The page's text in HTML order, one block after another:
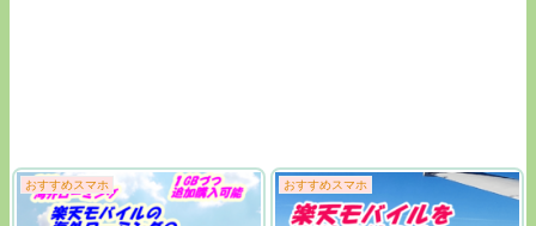
おすすめスマホ おすすめスマホ